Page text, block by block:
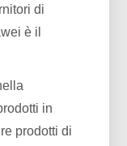
di
è il
in
prodotti di